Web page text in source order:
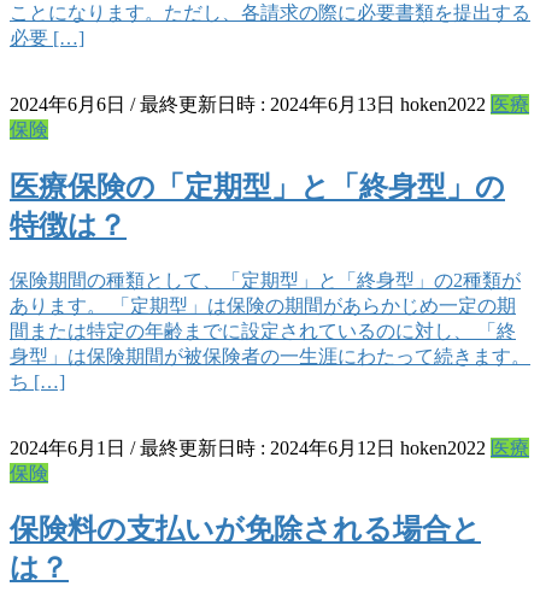
ことになります。ただし、各請求の際に必要書類を提出する
必要 […]
2024年6月6日 / 最終更新日時 : 2024年6月13日 hoken2022 医療
保険
医療保険の「定期型」と「終身型」の
特徴は？
保険期間の種類として、「定期型」と「終身型」の2種類が
あります。 「定期型」は保険の期間があらかじめ一定の期
間または特定の年齢までに設定されているのに対し、 「終
身型」は保険期間が被保険者の一生涯にわたって続きます。
ち […]
2024年6月1日 / 最終更新日時 : 2024年6月12日 hoken2022 医療
保険
保険料の支払いが免除される場合と
は？